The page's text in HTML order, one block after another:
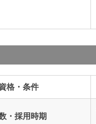
格・条件
・採用時期